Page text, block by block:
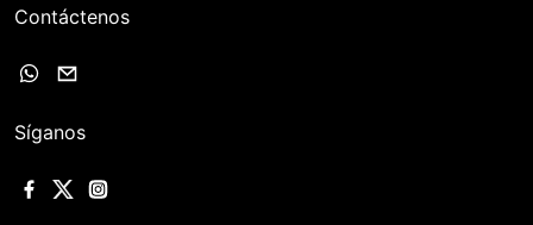
Contáctenos
Síganos